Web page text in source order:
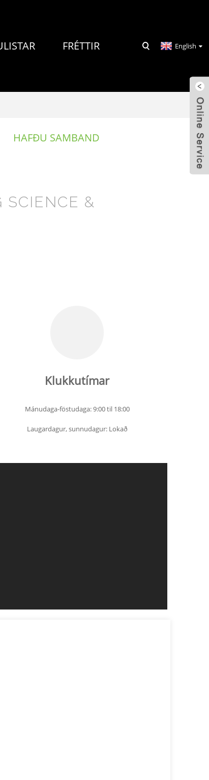
FRÉTTIR
HAFÐU SAMBAND
English
SCIENCE &
Klukkutímar
Mánudaga-föstudaga: 9:00 til 18:00
Laugardagur, sunnudagur: Lokað